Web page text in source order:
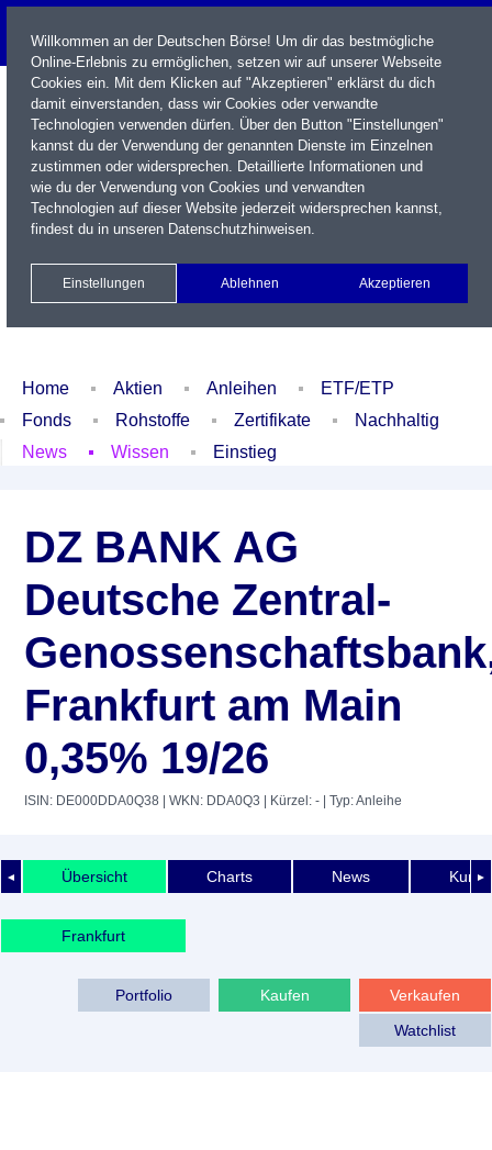
Name / WKN / ISIN / Kürzel
Newsletter Kontakt
Xetra Realtime
Watchlist Portfolio Login
Home Aktien Anleihen
ETF/ETP
Fonds
Rohstoffe Zertifikate
Nachhaltig
News
Wissen Einstieg
DZ BANK AG
Deutsche Zentral-
Frankfurt am Main
0,35% 19/26
ISIN: DE000DDA0Q38 | WKN: DDA0Q3 | Kürzel: - | Typ: Anleihe
◄ ►
Übersicht Charts News
Frankfurt
Verkaufen
Kaufen
Portfolio
Watchlist
Willkommen an der Deutschen Börse! Um dir das bestmögliche
Online-Erlebnis zu ermöglichen, setzen wir auf unserer Webseite
Cookies ein. Mit dem Klicken auf "Akzeptieren" erklärst du dich
damit einverstanden, dass wir Cookies oder verwandte
Technologien verwenden dürfen. Über den Button "Einstellungen"
kannst du der Verwendung der genannten Dienste im Einzelnen
zustimmen oder widersprechen. Detaillierte Informationen und
wie du der Verwendung von Cookies und verwandten
Technologien auf dieser Website jederzeit widersprechen kannst,
findest du in unseren Datenschutzhinweisen.
Einstellungen Ablehnen Akzeptieren